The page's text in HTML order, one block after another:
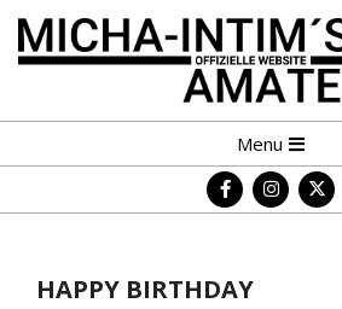
Skip
MICHA-
INTIM
´S
Navigation
Menu
HAPPY BIRTHDAY